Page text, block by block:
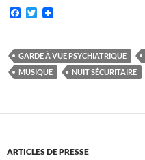
F
b
o
o
T
t
e
r
GARDE À VUE PSYCHIATRIQUE
MUSIQUE
NUIT SÉCURITAIRE
ARTICLES DE PRESSE